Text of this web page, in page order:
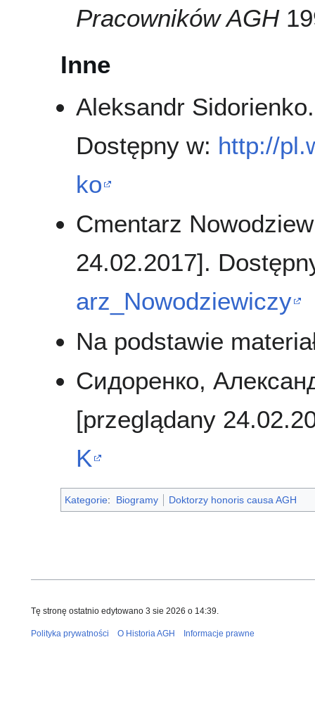
Pracowników AGH
Inne
Aleksandr
Dostępny w: http://
ko
Cmentarz
24.02.2017].
arz_Nowodziewiczy
Na podstawie
Сидоренко,
[przeglądany
K
Kategorie: Biogramy Doktorzy honoris causa AGH
Tę stronę ostatnio edytowano 3 sie 2026 o 14:39.
Polityka prywatności O Historia AGH Informacje prawne